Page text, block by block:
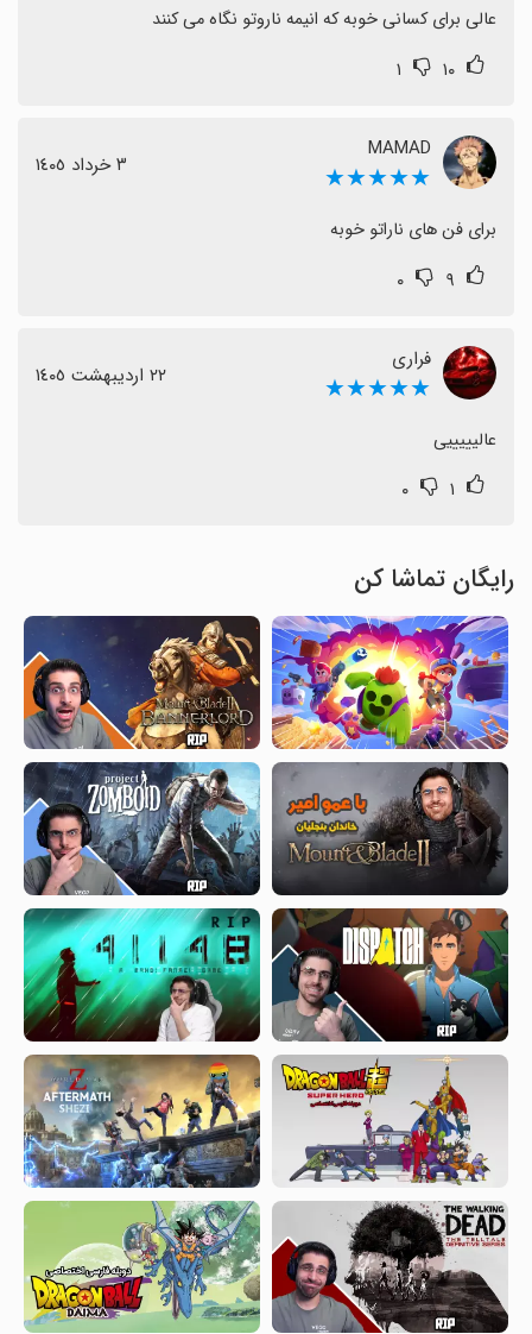
عالی برای کسانی خوبه که انیمه ناروتو نگاه می کنند
۱۰ ۱
MAMAD
★★★★★ ٣ خرداد ١٤٠٥
برای فن های ناراتو خوبه
۹ ۰
فراری
★★★★★ ٢٢ اردیبهشت ١٤٠٥
عالیییییی
۱ ۰
رایگان تماشا کن